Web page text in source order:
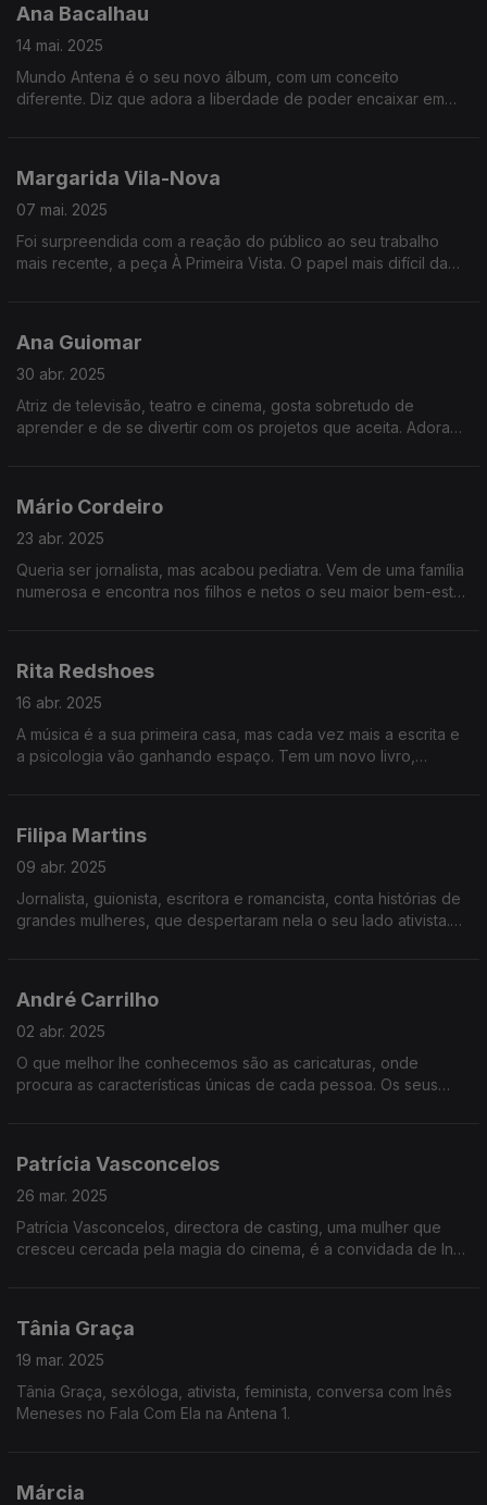
Ana Bacalhau
14 mai. 2025
Mundo Antena é o seu novo álbum, com um conceito
diferente. Diz que adora a liberdade de poder encaixar em
Margarida Vila-Nova
07 mai. 2025
Foi surpreendida com a reação do público ao seu trabalho
mais recente, a peça À Primeira Vista. O papel mais difícil da
Ana Guiomar
30 abr. 2025
Atriz de televisão, teatro e cinema, gosta sobretudo de
aprender e de se divertir com os projetos que aceita. Adora
Mário Cordeiro
23 abr. 2025
Queria ser jornalista, mas acabou pediatra. Vem de uma família
numerosa e encontra nos filhos e netos o seu maior bem-estar.
Rita Redshoes
16 abr. 2025
A música é a sua primeira casa, mas cada vez mais a escrita e
a psicologia vão ganhando espaço. Tem um novo livro,
Filipa Martins
09 abr. 2025
Jornalista, guionista, escritora e romancista, conta histórias de
grandes mulheres, que despertaram nela o seu lado ativista.
André Carrilho
02 abr. 2025
O que melhor lhe conhecemos são as caricaturas, onde
procura as características únicas de cada pessoa. Os seus
Patrícia Vasconcelos
26 mar. 2025
Patrícia Vasconcelos, directora de casting, uma mulher que
cresceu cercada pela magia do cinema, é a convidada de Inês
Tânia Graça
19 mar. 2025
Tânia Graça, sexóloga, ativista, feminista, conversa com Inês
Meneses no Fala Com Ela na Antena 1.
Márcia